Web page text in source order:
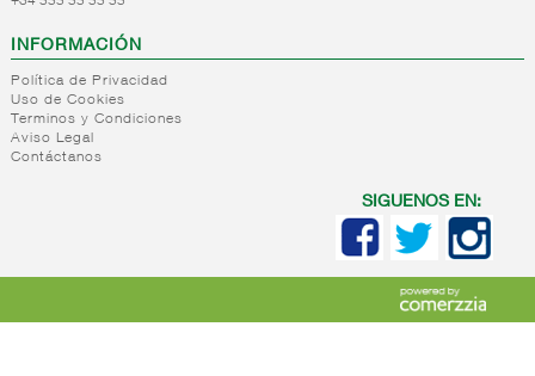
INFORMACIÓN
Política de Privacidad
Uso de Cookies
Terminos y Condiciones
Aviso Legal
Contáctanos
SIGUENOS EN: